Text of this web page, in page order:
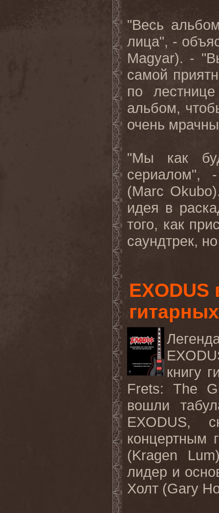
"Весь
лица", -
Magyar). -
самой
по
альбом,
очень
"Мы как
сериалом",
(Marc Okubo
идея в
того, как
саундтрек,
книгу
Frets: The
вошли
EXODUS,
концертным
(Kragen Lum
лидер и
Холт (Gary